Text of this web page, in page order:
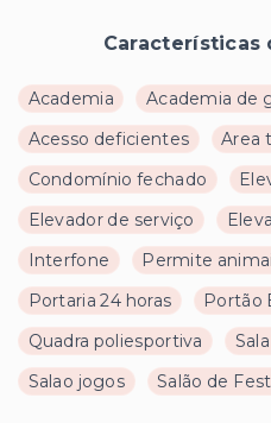
Características
Academia
Academia de
Acesso deficientes
Area
Condomínio fechado
Elevador de serviço
Interfone
Permite
Portaria 24 horas
Portão
Quadra poliesportiva
Salao jogos
Salão de